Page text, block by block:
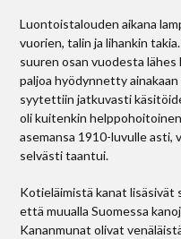
Luontoistalouden aikana
vuorien, talin ja lihankin
suuren osan vuodesta lähes
paljoa hyödynnetty
syytettiin jatkuvasti
oli kuitenkin
asemansa 1910-luvulle asti,
selvästi taantui.
Kotieläimistä kanat lisäsivät
että muualla Suomessa
Kananmunat olivat